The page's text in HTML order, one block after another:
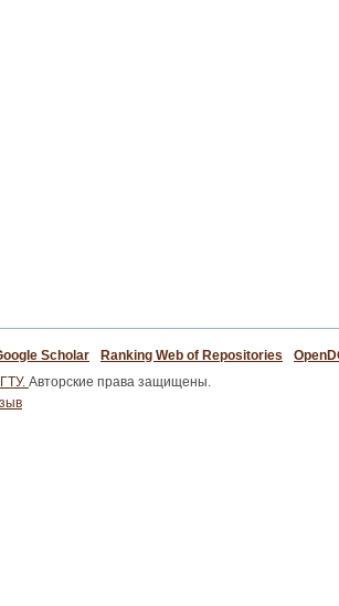
Scholar Ranking Web of Repositories
Авторские права защищены.